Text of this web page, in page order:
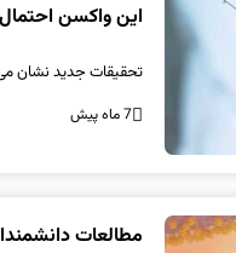
این واکسن
تحقیقات جدید نشان
7 ماه پیش
مطالعات